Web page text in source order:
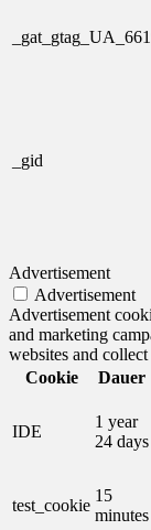
_gid
Advertisement
Advertisement
Advertisement
and marketing
websites and
Cookie
Dauer
IDE
1 year
24 days
test_cookie
15
minutes